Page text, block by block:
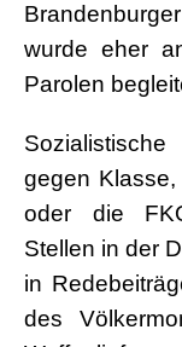
wurde eher
Parolen
gegen
oder die
Stellen in der
in
des